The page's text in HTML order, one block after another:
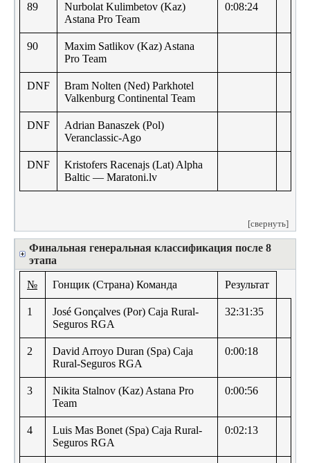
89
Nurbolat Kulimbetov (Kaz)
Astana Pro Team
0:08:24
90
Maxim Satlikov (Kaz) Astana
Pro Team
DNF
Bram Nolten (Ned) Parkhotel
Valkenburg Continental Team
DNF
Adrian Banaszek (Pol)
Veranclassic-Ago
DNF
Kristofers Racenajs (Lat) Alpha
Baltic — Maratoni.lv
[свернуть]
Финальная генеральная классификация после 8
этапа
№ Гонщик (Страна) Команда Результат
1
José Gonçalves (Por) Caja Rural-
Seguros RGA
32:31:35
2
David Arroyo Duran (Spa) Caja
Rural-Seguros RGA
0:00:18
3
Nikita Stalnov (Kaz) Astana Pro
Team
0:00:56
4
Luis Mas Bonet (Spa) Caja Rural-
Seguros RGA
0:02:13